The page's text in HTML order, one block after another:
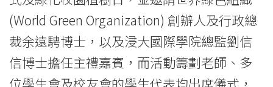
「校
園
綠
(World Green Organization) 創辦人及行政總
裁余遠騁博士，以及浸大國際學院總監劉信
信博士擔任主禮嘉賓，而活動籌劃老師、多
位學生會及校友會的學生代表均出席儀式，